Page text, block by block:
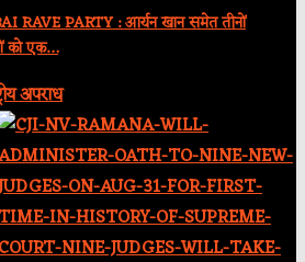
RAVE PARTY : आर्यन खान समेत तीनों
को एक…
अपराध